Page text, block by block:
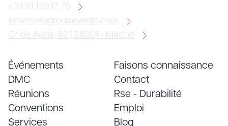
+34 91 159 17 75
info@creagroupevents.com
C/ de Ayala, 82 | 28001 - Madrid
Événements
DMC
Réunions
Conventions
Services
Faisons connaissance
Contact
Rse - Durabilité
Emploi
Blog